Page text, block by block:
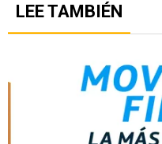
LEE TAMBIÉN